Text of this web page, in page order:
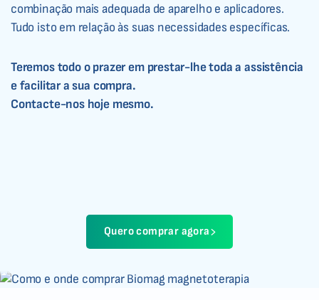
combinação mais adequada de aparelho e aplicadores.
Tudo isto em relação às suas necessidades específicas.
Teremos todo o prazer em prestar-lhe toda a assistência
e facilitar a sua compra.
Contacte-nos hoje mesmo.
Quero comprar agora